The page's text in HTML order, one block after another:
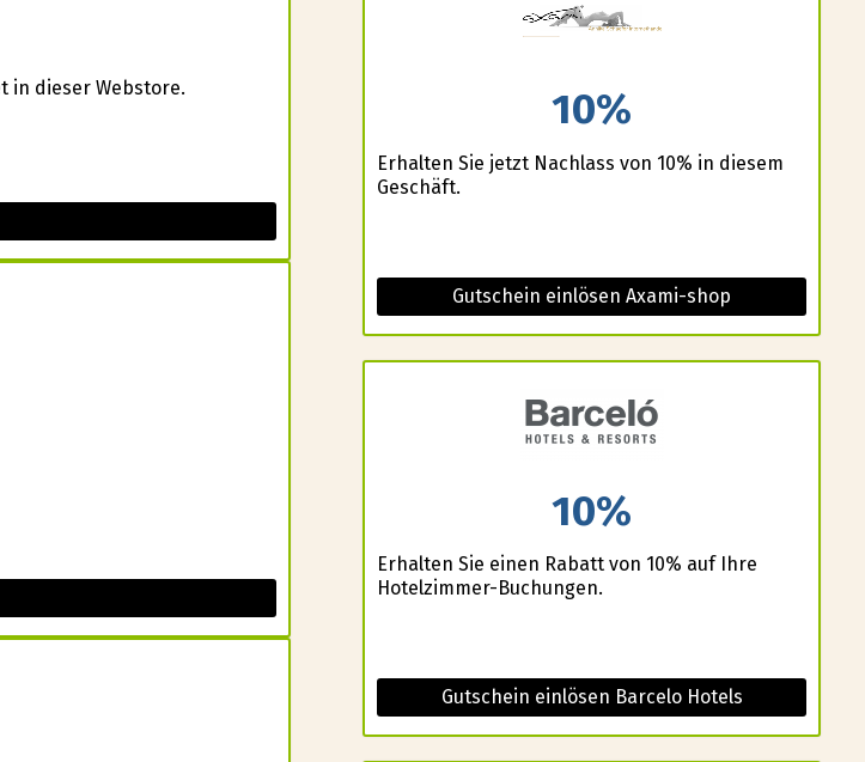
in dieser Webstore. 10%
Erhalten Sie jetzt Nachlass von 10% in diesem
Geschäft.
Gutschein einlösen Axami-shop
10%
Erhalten Sie einen Rabatt von 10% auf Ihre
Hotelzimmer-Buchungen.
Gutschein einlösen Barcelo Hotels